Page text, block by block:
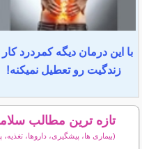
با این درمان دیگه کمردرد کار
زندگیت رو تعطیل نمیکنه!
تازه ترین مطالب
(بیماری ها، پیشگیری، داروها،